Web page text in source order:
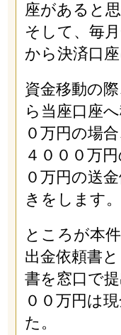
座があると思
そして、毎
から決済口
資金移動の
ら当座口座
０万円の場
４０００万
０万円の送
きをします。
ところが本
出金依頼書
書を窓口で
００万円は
た。